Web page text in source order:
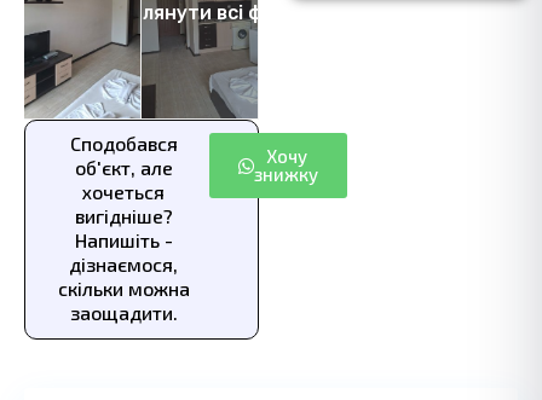
Переглянути всі фото 8
Сподобався
об'єкт, але
хочеться
вигідніше?
Напишіть -
дізнаємося,
скільки можна
заощадити.
Хочу
знижку